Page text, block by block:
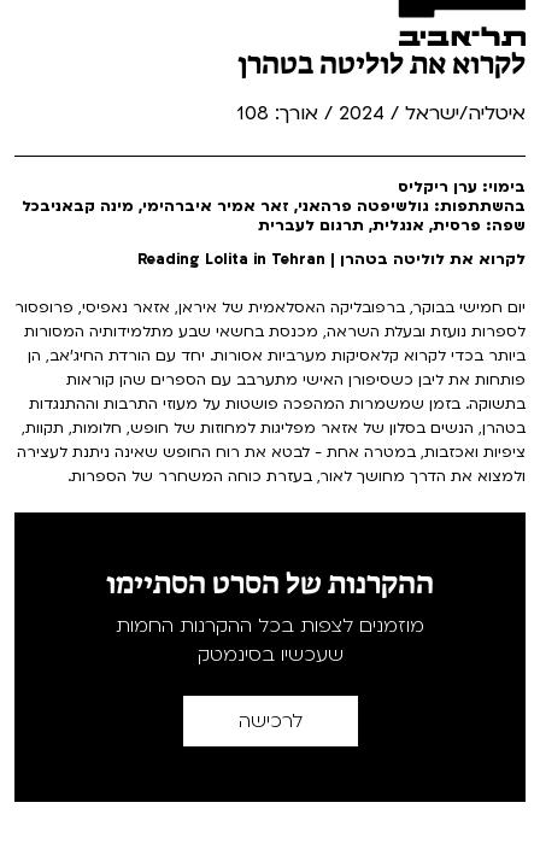
לקרוא את לוליטה בטהרן
איטליה/ישראל / 2024 / אורך: 108
בימוי: ערן ריקליס
בהשתתפות: גולשיפטה פרהאני, זאר אמיר איברהימי, מינה קבאניבכל
שפה: פרסית, אנגלית, תרגום לעברית
לקרוא את לוליטה בטהרן | Reading Lolita in Tehran
יום חמישי בבוקר, ברפובליקה האסלאמית של איראן, אזאר נאפיסי, פרופסור
לספרות נועזת ובעלת השראה, מכנסת בחשאי שבע מתלמידותיה המסורות
ביותר בכדי לקרוא קלאסיקות מערביות אסורות. יחד עם הורדת החיג'אב, הן
פותחות את ליבן כשסיפורן האישי מתערבב עם הספרים שהן קוראות
בתשוקה. בזמן שמשמרות המהפכה פושטות על מעוזי התרבות וההתנגדות
בטהרן, הנשים בסלון של אזאר מפליגות למחוזות של חופש, חלומות, תקוות,
ציפיות ואכזבות, במטרה אחת - לבטא את רוח החופש שאינה ניתנת לעצירה
ולמצוא את הדרך מחושך לאור, בעזרת כוחה המשחרר של הספרות.
ההקרנות של הסרט הסתיימו
מוזמנים לצפות בכל ההקרנות החמות
שעכשיו בסינמטק
לרכישה